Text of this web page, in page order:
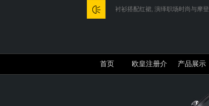
气场拉满! 杨晨晨白衬衫搭配红裙, 演绎职场时尚与摩登魅力...
首页 欧皇注册介 产品展示